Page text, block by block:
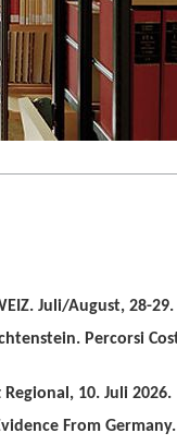
Juli/August, 28-29.
Percorsi
10. Juli 2026.
From